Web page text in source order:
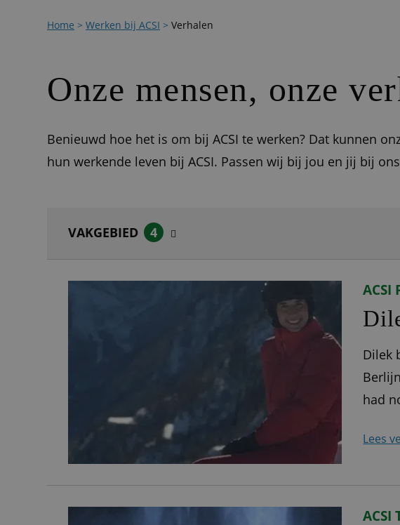
Home > Werken bij ACSI > Verhalen
Onze mensen, onze
Benieuwd hoe het is om bij ACSI te werken? Dat kunnen
hun werkende leven bij ACSI. Passen wij bij jou en jij bij
VAKGEBIED 4
ACSI
Dilek
had
Lees
ACSI